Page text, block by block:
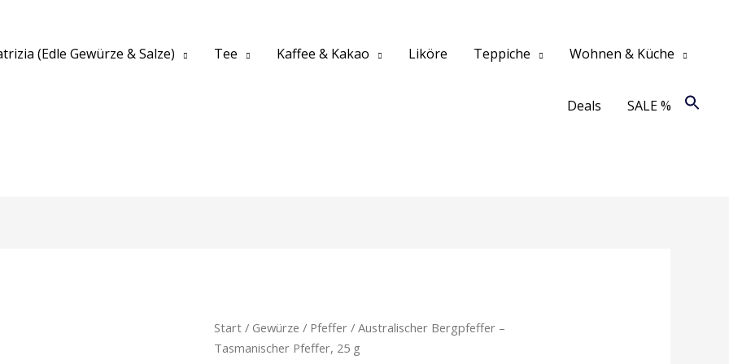
(Edle Gewürze & Salze) Tee Kaffee & Kakao Liköre Teppiche Wohnen & Küche
Deals SALE %
Start / Gewürze / Pfeffer / Australischer Bergpfeffer –
Tasmanischer Pfeffer, 25 g